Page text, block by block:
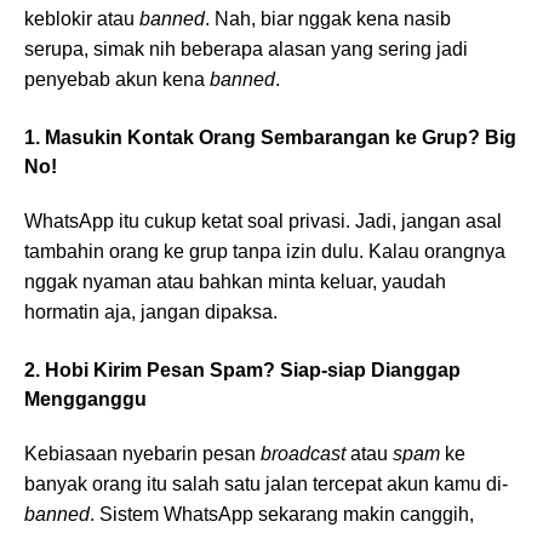
keblokir atau banned. Nah, biar nggak kena nasib
serupa, simak nih beberapa alasan yang sering jadi
penyebab akun kena banned.
1. Masukin Kontak Orang Sembarangan ke Grup? Big
No!
WhatsApp itu cukup ketat soal privasi. Jadi, jangan asal
tambahin orang ke grup tanpa izin dulu. Kalau orangnya
nggak nyaman atau bahkan minta keluar, yaudah
hormatin aja, jangan dipaksa.
2. Hobi Kirim Pesan Spam? Siap-siap Dianggap
Mengganggu
Kebiasaan nyebarin pesan broadcastatau spam ke
banyak orang itu salah satu jalan tercepat akun kamu di-
banned. Sistem WhatsApp sekarang makin canggih,